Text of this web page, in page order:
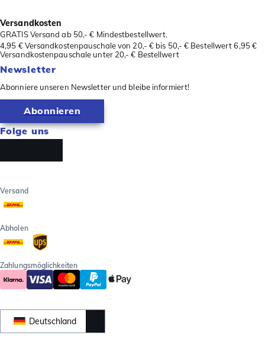
Versandkosten
GRATIS Versand ab 50,- € Mindestbestellwert.
4,95 € Versandkostenpauschale von 20,- € bis 50,- € Bestellwert 6,95 €
Versandkostenpauschale unter 20,- € Bestellwert
Newsletter
Abonniere unseren Newsletter und bleibe informiert!
Abonnieren
Folge uns
Versand
Abholen
Zahlungsmöglichkeiten
Deutschland